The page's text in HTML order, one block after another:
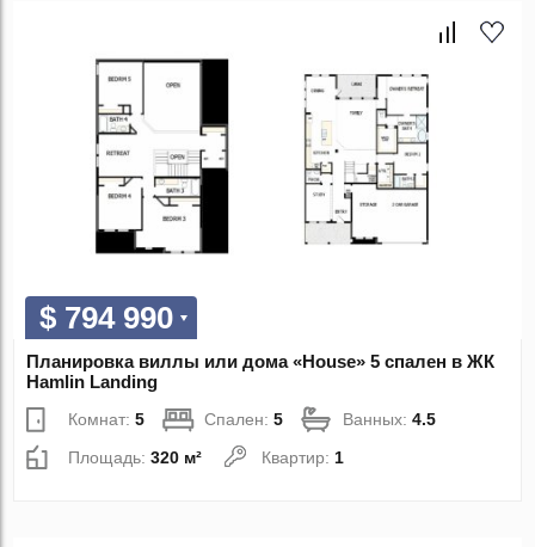
$ 794 990
Планировка виллы или дома «House» 5 спален в ЖК
Hamlin Landing
Комнат:5 Спален:5 Ванных:4.5
Площадь:320 м² Квартир:1